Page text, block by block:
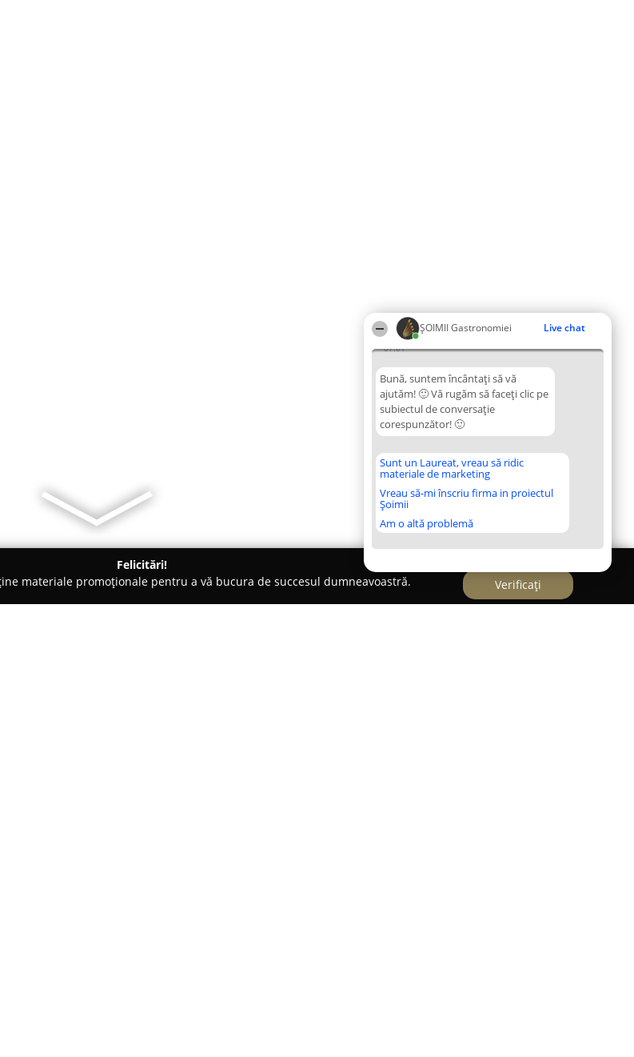
ȘOIMII Gastronomiei Live chat
07:01
Bună, suntem încântați să vă
ajutăm! 🙂 Vă rugăm să faceți clic pe
subiectul de conversație
corespunzător! 🙂
Sunt un Laureat, vreau să ridic
materiale de marketing
Vreau să-mi înscriu firma in proiectul
Șoimii
Am o altă problemă
Felicitări!
materiale promoționale pentru a vă bucura de succesul dumneavoastră.
Verificați